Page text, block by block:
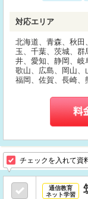
対応エリア
北海道、青森、秋田
玉、千葉、茨城、
井、愛知、静岡、岐
歌山、広島、岡山、
福岡、佐賀、長崎、
チェックを入れて資
通信教育
ネット学習